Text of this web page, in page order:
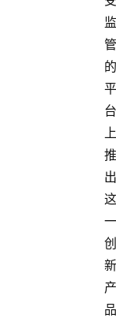
监
管
的
平
台
上
推
出
这
一
创
新
产
品